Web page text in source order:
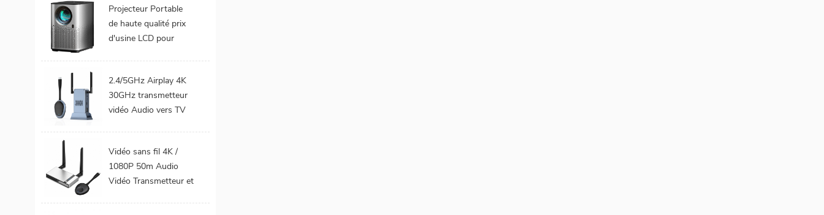
Projecteur Portable
de haute qualité prix
d'usine LCD pour
Android 9.0 16GB
32GB WiFi Home
cinéma
2.4/5GHz Airplay 4K
30GHz transmetteur
vidéo Audio vers TV
émetteur et récepteur
HDMI sans fil
Vidéo sans fil 4K /
1080P 50m Audio
Vidéo Transmetteur et